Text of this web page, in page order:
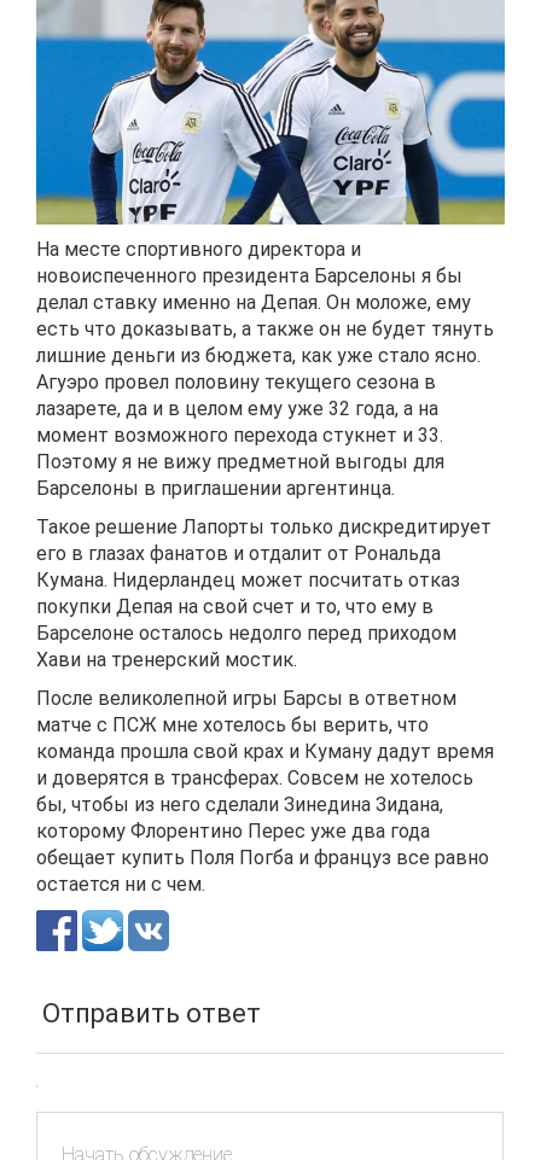
На месте спортивного директора и
новоиспеченного президента Барселоны я бы
делал ставку именно на Депая. Он моложе, ему
есть что доказывать, а также он не будет тянуть
лишние деньги из бюджета, как уже стало ясно.
Агуэро провел половину текущего сезона в
лазарете, да и в целом ему уже 32 года, а на
момент возможного перехода стукнет и 33.
Поэтому я не вижу предметной выгоды для
Барселоны в приглашении аргентинца.
Такое решение Лапорты только дискредитирует
его в глазах фанатов и отдалит от Рональда
Кумана. Нидерландец может посчитать отказ
покупки Депая на свой счет и то, что ему в
Барселоне осталось недолго перед приходом
Хави на тренерский мостик.
После великолепной игры Барсы в ответном
матче с ПСЖ мне хотелось бы верить, что
команда прошла свой крах и Куману дадут время
и доверятся в трансферах. Совсем не хотелось
бы, чтобы из него сделали Зинедина Зидана,
которому Флорентино Перес уже два года
обещает купить Поля Погба и француз все равно
остается ни с чем.
Отправить ответ